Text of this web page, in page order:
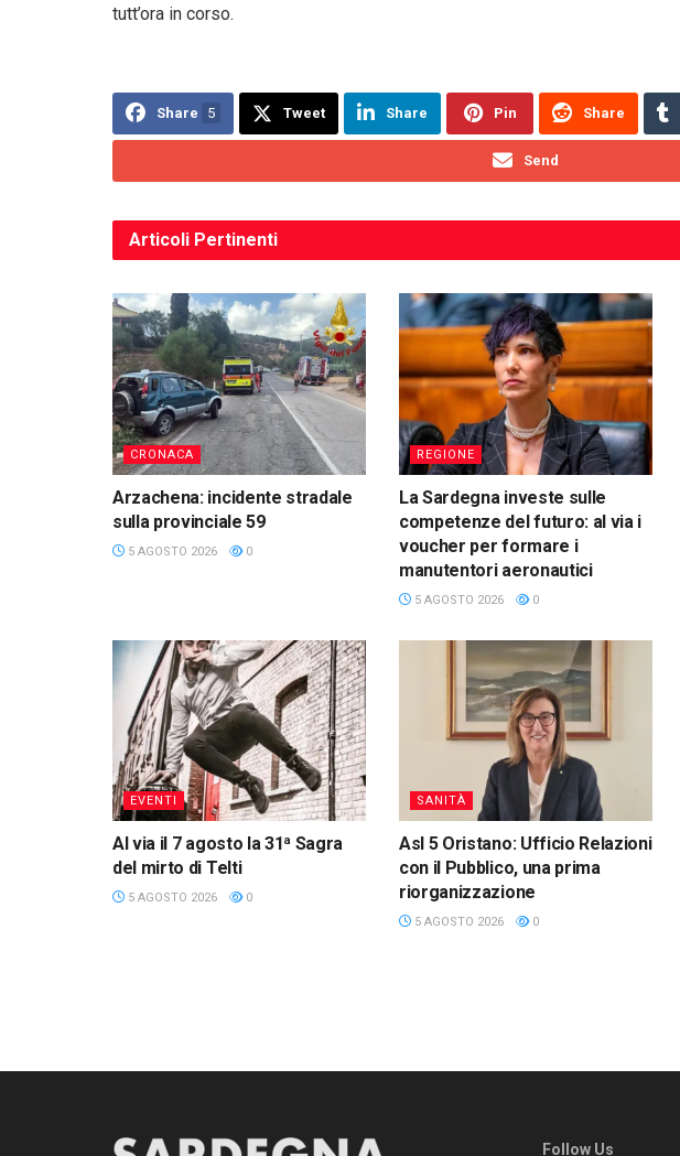
tutt’ora in corso.
Share 5 Tweet Share Pin Share
Send
Articoli Pertinenti
CRONACA
Arzachena: incidente stradale
sulla provinciale 59
5 AGOSTO 2026 0
REGIONE
La Sardegna investe sulle
competenze del futuro: al via i
voucher per formare i
manutentori aeronautici
5 AGOSTO 2026 0
EVENTI
Al via il 7 agosto la 31ª Sagra
del mirto di Telti
5 AGOSTO 2026 0
SANITÀ
Asl 5 Oristano: Ufficio Relazioni
con il Pubblico, una prima
riorganizzazione
5 AGOSTO 2026 0
Follow Us